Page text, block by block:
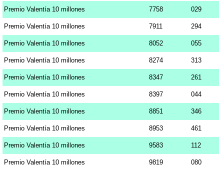
Premio Valentía 10 millones 7758 029
Premio Valentía 10 millones 7911 294
Premio Valentía 10 millones 8052 055
Premio Valentía 10 millones 8274 313
Premio Valentía 10 millones 8347 261
Premio Valentía 10 millones 8397 044
Premio Valentía 10 millones 8851 346
Premio Valentía 10 millones 8953 461
Premio Valentía 10 millones 9583 112
Premio Valentía 10 millones 9819 080